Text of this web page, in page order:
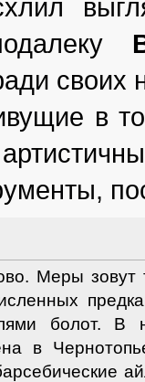
своих
в
Меры зовут
болот. В
в